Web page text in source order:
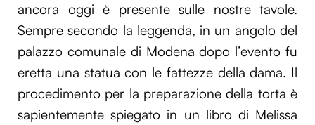
ancora oggi è presente sulle nostre tavole.
Sempre secondo la leggenda, in un angolo del
palazzo comunale di Modena dopo l’evento fu
eretta una statua con le fattezze della dama. Il
procedimento per la preparazione della torta è
sapientemente spiegato in un libro di Melissa